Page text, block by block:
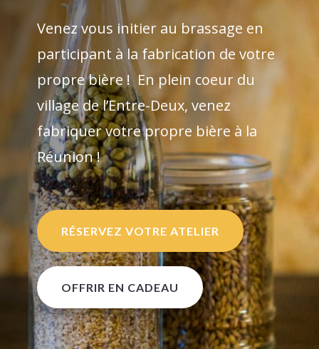
Venez vous initier au brassage en
participant à la fabrication de votre
propre bière ! En plein coeur du
village de l’Entre-Deux, venez
fabriquer votre propre bière à la
Réunion !
RÉSERVEZ VOTRE ATELIER
OFFRIR EN CADEAU